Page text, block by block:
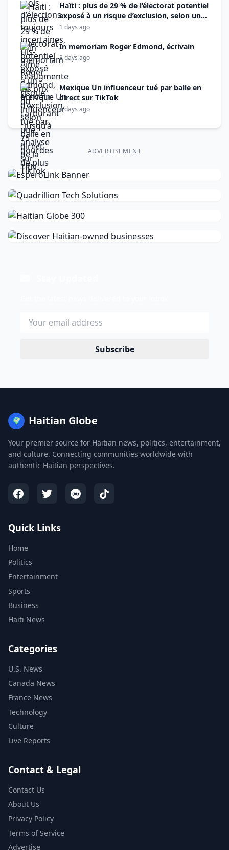
Haïti : plus de 29 % de l’électorat potentiel
exposé à un risque d’exclusion, selon une
analyse de la TRN
1 days ago
In memoriam Roger Edmond, écrivain
3 days ago
Mexique Un influenceur tué par balle en
direct sur TikTok
4 days ago
ADVERTISEMENT
Subscribe
🌍 Haitian Globe
Your premier source for Haitian news, politics, entertainment,
and culture. Connecting communities worldwide with
authentic Haitian perspectives.
Quick Links
Home
Politics
Entertainment
Sports
Business
Haiti News
Categories
U.S. News
Canada News
France News
Technology
Culture
Live Reports
Contact & Legal
Contact Us
About Us
Privacy Policy
Terms of Service
Advertise